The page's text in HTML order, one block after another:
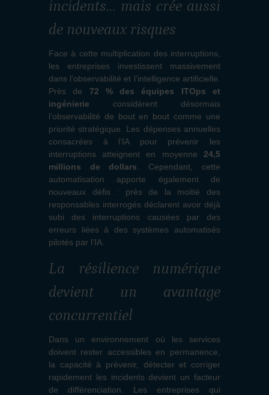
incidents… mais crée aussi
de nouveaux risques
Face à cette multiplication des interruptions,
les entreprises investissent massivement
dans l’observabilité et l’intelligence artificielle.
Près de 72 % des équipes ITOps et
ingénierie considèrent désormais
l’observabilité de bout en bout comme une
priorité stratégique. Les dépenses annuelles
consacrées à l’IA pour prévenir les
interruptions atteignent en moyenne 24,5
millions de dollars . Cependant, cette
automatisation apporte également de
nouveaux défis : près de la moitié des
responsables interrogés déclarent avoir déjà
subi des interruptions causées par des
erreurs liées à des systèmes automatisés
pilotés par l’IA.
La résilience numérique
devient un avantage
concurrentiel
Dans un environnement où les services
doivent rester accessibles en permanence,
la capacité à prévenir, détecter et corriger
rapidement les incidents devient un facteur
de différenciation. Les entreprises qui